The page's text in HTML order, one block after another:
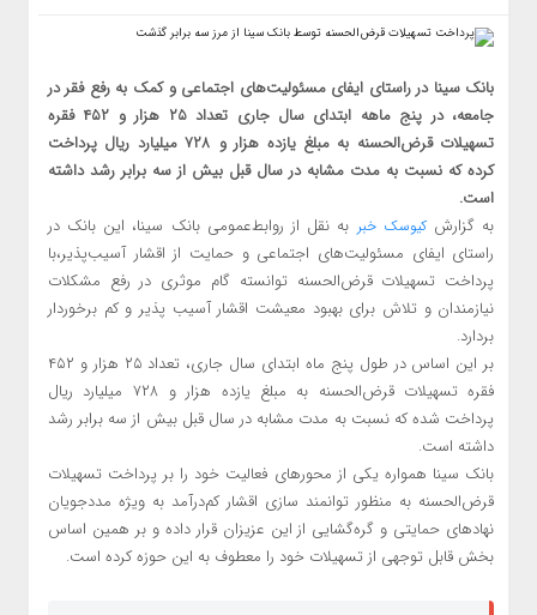
بانک سینا در راستای ایفای مسئولیت‌‌های اجتماعی و کمک به رفع فقر در
جامعه، در پنج ماهه ابتدای سال جاری تعداد ۲۵ هزار و ۴۵۲ فقره
تسهیلات قرض‌الحسنه به مبلغ یازده هزار و ۷۲۸ میلیارد ریال پرداخت
کرده که نسبت به مدت مشابه در سال قبل بیش از سه برابر رشد داشته
است.
به گزارشکیوسک خبر به نقل از روابط‌عمومی بانک سینا، این بانک در
راستای ایفای مسئولیت‌های اجتماعی و حمایت از اقشار آسیب‌پذیر،با
پرداخت تسهیلات قرض‌الحسنه توانسته گام موثری در رفع مشکلات
نیازمندان و تلاش برای بهبود معیشت اقشار آسیب پذیر و کم برخوردار
بردارد.
بر این اساس در طول پنج ماه ابتدای سال جاری، تعداد ۲۵ هزار و ۴۵۲
فقره تسهیلات قرض‌الحسنه به مبلغ یازده هزار و ۷۲۸ میلیارد ریال
پرداخت شده که نسبت به مدت مشابه در سال قبل بیش از سه برابر رشد
داشته است.
بانک سینا همواره یکی از محورهای فعالیت خود را بر پرداخت تسهیلات
قرض‌الحسنه به منظور توانمند سازی اقشار کم‌درآمد به ویژه مددجویان
نهادهای حمایتی و گره‌گشایی از این عزیزان قرار داده و بر همین اساس
بخش قابل توجهی از تسهیلات خود را معطوف به این حوزه کرده است.